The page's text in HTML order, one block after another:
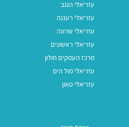
עזריאלי הנגב
עזריאלי רעננה
עזריאלי שרונה
עזריאלי ראשונים
מרכז העסקים חולון
עזריאלי מול הים
עזריאלי טאון